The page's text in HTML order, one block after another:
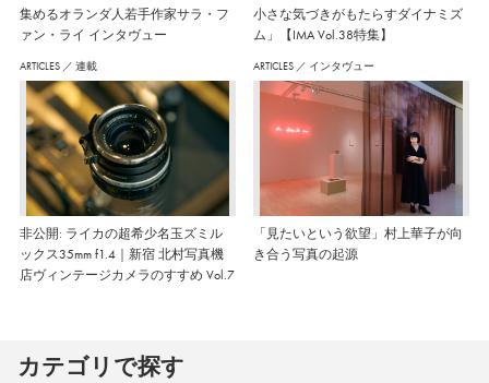
集めるオランダ人若手作家サラ・フ
ァン・ライ インタヴュー
小さな気づきがもたらすダイナミズ
ム」【IMA Vol.38特集】
ARTICLES ／ 連載
非公開: ライカの超希少名玉ズミル
ックス35mm f1.4｜新宿 北村写真機
店ヴィンテージカメラのすすめ Vol.7
ARTICLES ／ インタヴュー
「見たいという欲望」村上華子が向
き合う写真の起源
カテゴリで探す